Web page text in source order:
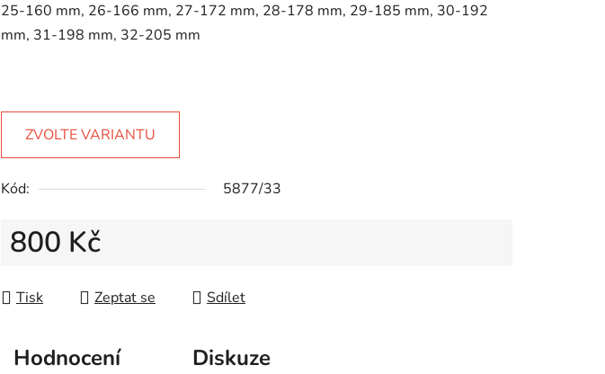
25-160 mm, 26-166 mm, 27-172 mm, 28-178 mm, 29-185 mm, 30-192
mm, 31-198 mm, 32-205 mm
ZVOLTE VARIANTU
Kód: 5877/33
800 Kč
Tisk
Zeptat se Sdílet
Hodnocení Diskuze